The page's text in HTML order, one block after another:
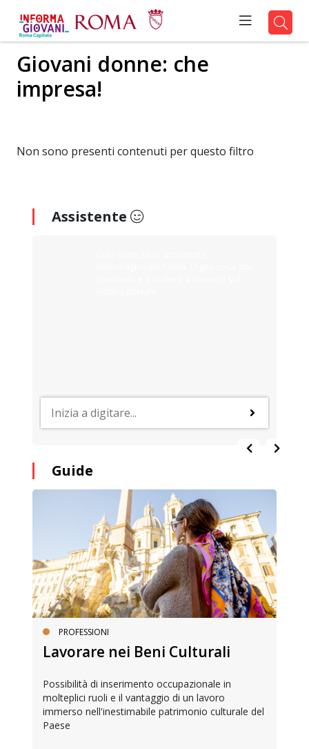
Giovani donne: che
impresa!
Non sono presenti contenuti per questo filtro
Assistente
Guide
PROFESSIONI
Lavorare nei Beni Culturali
Possibilità di inserimento occupazionale in
molteplici ruoli e il vantaggio di un lavoro
immerso nell'inestimabile patrimonio culturale del
Paese